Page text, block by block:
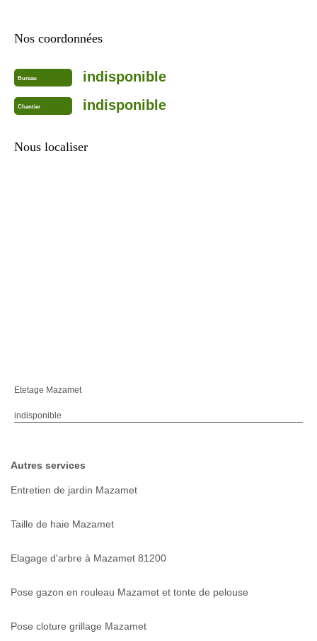
Nos coordonnées
Bureau indisponible
Chantier indisponible
Nous localiser
Etetage Mazamet
indisponible
Autres services
Entretien de jardin Mazamet
Taille de haie Mazamet
Elagage d'arbre à Mazamet 81200
Pose gazon en rouleau Mazamet et tonte de pelouse
Pose cloture grillage Mazamet